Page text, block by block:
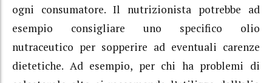
ogni consumatore. Il nutrizionista potrebbe ad
esempio consigliare uno specifico olio
nutraceutico per sopperire ad eventuali carenze
dietetiche. Ad esempio, per chi ha problemi di